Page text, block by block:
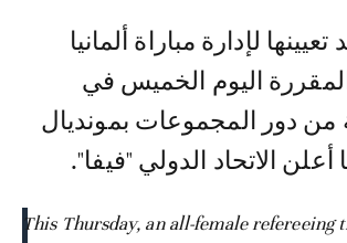
لإدارة مباراة ألمانيا
اليوم الخميس في
من دور المجموعات بمونديال
الاتحاد الدولي "فيفا".
This Thursday, an all-female